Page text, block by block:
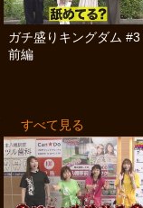
ガチ盛りキングダム #3
前編
すべて見る